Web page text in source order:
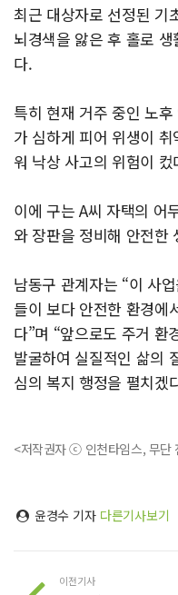
최근 대상자로 선정된 기
뇌경색을 앓은 후 홀로
다.
특히 현재 거주 중인 노
가 심하게 피어 위생이
워 낙상 사고의 위험이 컸
이에 구는 A씨 자택의 어
와 장판을 정비해 안전한
남동구 관계자는 “이 사
들이 보다 안전한 환경에
다”며 “앞으로도 주거 환
발굴하여 실질적인 삶의
심의 복지 행정을 펼치겠
<저작권자 ⓒ 인천타임스, 무단
윤경수 기자 다른기사보기
이전기사